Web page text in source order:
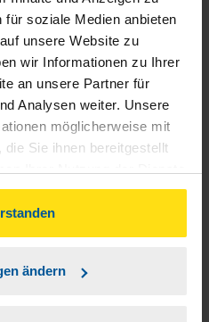
soziale Medien anbieten
unsere Website zu
wir Informationen zu Ihrer
an unsere Partner für
Analysen weiter. Unsere
möglicherweise mit
Sie ihnen bereitgestellt
auf Einverstanden klicken,
von Cookies, gemäß
ändern
Leistungen nur einen
der sich nach Ihren
zu können, benötigen